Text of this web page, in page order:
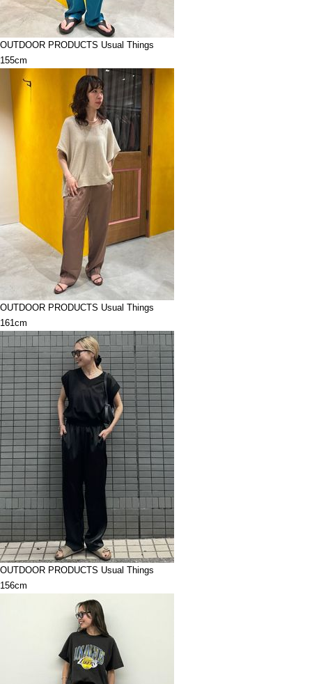
OUTDOOR PRODUCTS Usual Things
155cm
OUTDOOR PRODUCTS Usual Things
161cm
OUTDOOR PRODUCTS Usual Things
156cm